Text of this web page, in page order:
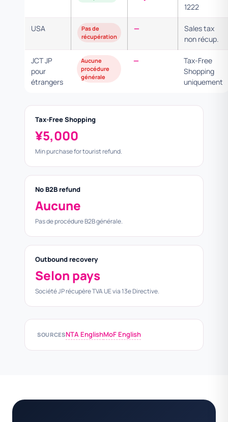
1222
USA
Pas de
récupération
—
Sales tax
non récup.
JCT JP
pour
étrangers
Aucune
procédure
générale
—
Tax-Free
Shopping
uniquement
Tax-Free Shopping
¥5,000
Min purchase for tourist refund.
No B2B refund
Aucune
Pas de procédure B2B générale.
Outbound recovery
Selon pays
Société JP récupère TVA UE via 13e Directive.
SOURCESNTA EnglishMoF English